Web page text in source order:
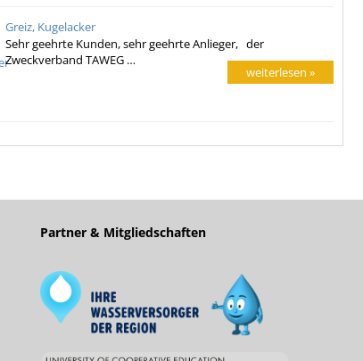
Greiz, Kugelacker
Sehr geehrte Kunden, sehr geehrte Anlieger, der
Zweckverband TAWEG …
weiterlesen »
Partner & Mitgliedschaften